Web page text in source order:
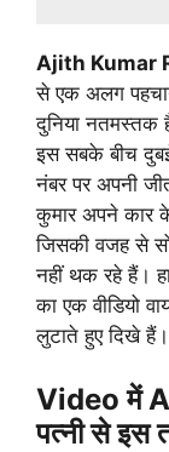
Ajith Kumar
से एक अलग
दुनिया नतमस्तक
इस सबके बीच
नंबर पर अपनी
कुमार अपने कार
जिसकी वजह से
नहीं थक रहे हैं।
का एक वीडियो
लुटाते हुए दिखे हैं।
Video में
पत्नी से इस